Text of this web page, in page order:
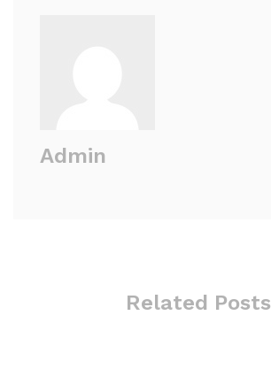
Admin
Related Posts